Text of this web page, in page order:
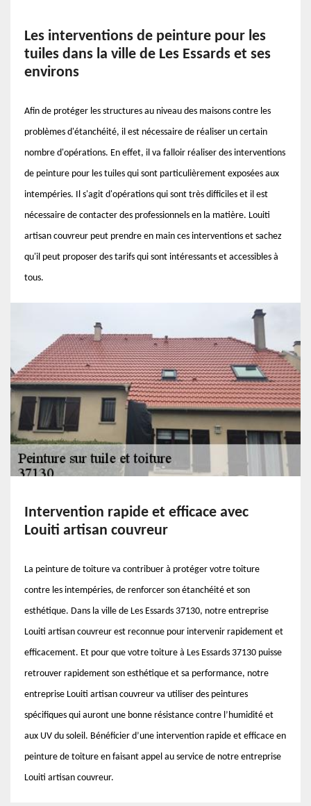
Les interventions de peinture pour les
tuiles dans la ville de Les Essards et ses
environs
Afin de protéger les structures au niveau des maisons contre les
problèmes d'étanchéité, il est nécessaire de réaliser un certain
nombre d'opérations. En effet, il va falloir réaliser des interventions
de peinture pour les tuiles qui sont particulièrement exposées aux
intempéries. Il s'agit d'opérations qui sont très difficiles et il est
nécessaire de contacter des professionnels en la matière. Louiti
artisan couvreur peut prendre en main ces interventions et sachez
qu'il peut proposer des tarifs qui sont intéressants et accessibles à
tous.
Intervention rapide et efficace avec
Louiti artisan couvreur
La peinture de toiture va contribuer à protéger votre toiture
contre les intempéries, de renforcer son étanchéité et son
esthétique. Dans la ville de Les Essards 37130, notre entreprise
Louiti artisan couvreur est reconnue pour intervenir rapidement et
efficacement. Et pour que votre toiture à Les Essards 37130 puisse
retrouver rapidement son esthétique et sa performance, notre
entreprise Louiti artisan couvreur va utiliser des peintures
spécifiques qui auront une bonne résistance contre l’humidité et
aux UV du soleil. Bénéficier d’une intervention rapide et efficace en
peinture de toiture en faisant appel au service de notre entreprise
Louiti artisan couvreur.